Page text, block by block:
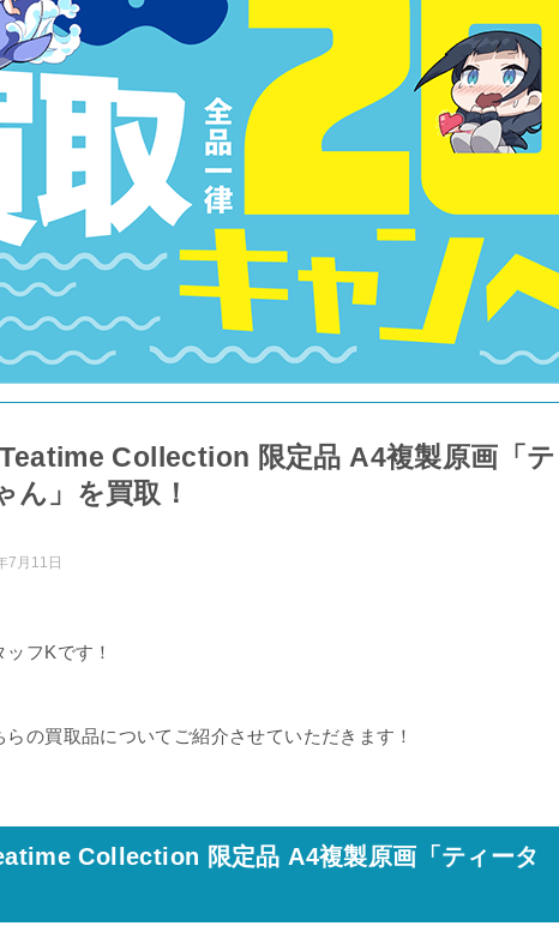
Collection 限定品 A4複製原画「テ
ん」を買取！
7月11日
フKです！
の買取品についてご紹介させていただきます！
Collection 限定品 A4複製原画「ティータ